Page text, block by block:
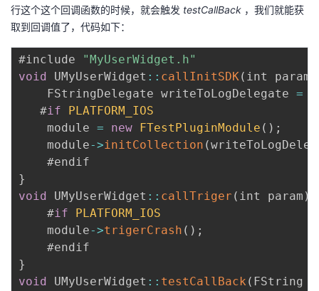
行这个这个回调函数的时候，就会触发 testCallBack ，我们就能获
取到回调值了，代码如下：
#include
"MyUserWidget.h"
void
UMyUserWidget : : callInitSDK( int param
    FStringDelegate writeToLogDelegate
=
   #
if
PLATFORM_IOS
    module
= new FTestPluginModule ( ) ;
    module
->initCollection (
}
void
UMyUserWidget : : callTriger ( int param )
    #
if
PLATFORM_IOS
    module
->trigerCrash ( ) ;
}
void
UMyUserWidget : : testCallBack ( FString